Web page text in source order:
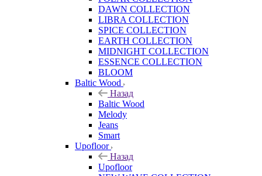
DAWN COLLECTION
LIBRA COLLECTION
SPICE COLLECTION
EARTH COLLECTION
MIDNIGHT COLLECTION
ESSENCE COLLECTION
BLOOM
Baltic Wood
Назад
Baltic Wood
Melody
Jeans
Smart
Upofloor
Назад
Upofloor